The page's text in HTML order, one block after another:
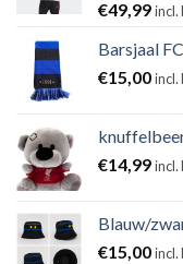
€49,99incl.
Barsjaal
€15,00incl.
€14,99incl.
Blauw/
€15,00incl.